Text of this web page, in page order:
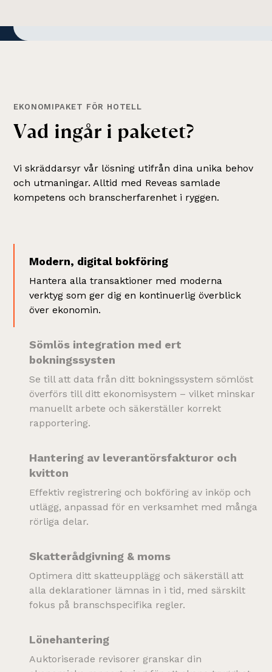
EKONOMIPAKET FÖR HOTELL
Vad ingår i paketet?
Vi skräddarsyr vår lösning utifrån dina unika behov
och utmaningar. Alltid med Reveas samlade
kompetens och branscherfarenhet i ryggen.
Modern, digital bokföring
Hantera alla transaktioner med moderna
verktyg som ger dig en kontinuerlig överblick
över ekonomin.
Sömlös integration med ert
bokningssysten
Se till att data från ditt bokningssystem sömlöst
överförs till ditt ekonomisystem – vilket minskar
manuellt arbete och säkerställer korrekt
rapportering.
Hantering av leverantörsfakturor och
kvitton
Effektiv registrering och bokföring av inköp och
utlägg, anpassad för en verksamhet med många
rörliga delar.
Skatterådgivning & moms
Optimera ditt skatteupplägg och säkerställ att
alla deklarationer lämnas in i tid, med särskilt
fokus på branschspecifika regler.
Lönehantering
Auktoriserade revisorer granskar din